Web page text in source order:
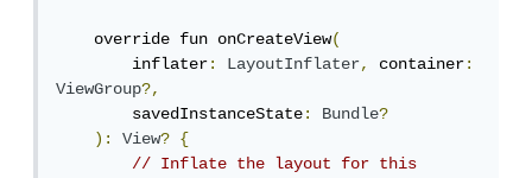
    override fun onCreateView
(
        inflater
: LayoutInflater, container:
ViewGroup?,
        savedInstanceState
: Bundle?
):
View?
{
// Inflate the layout for this